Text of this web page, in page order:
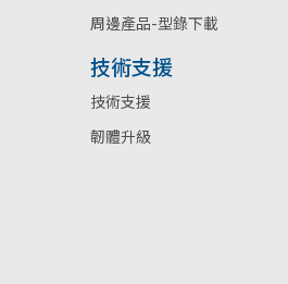
周邊產品-型錄下載
技術支援
技術支援
韌體升級